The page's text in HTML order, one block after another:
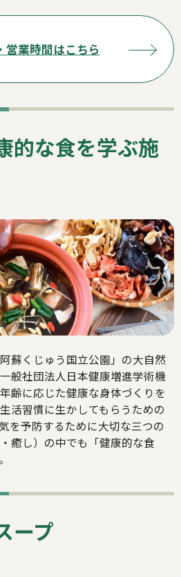
営業時間はこちら
的な食を学ぶ施
蘇くじゅう国立公園」の大自然
般社団法人日本健康増進学術機
齢に応じた健康な身体づくりを
活習慣に生かしてもらうための
を予防するために大切な三つの
癒し）の中でも「健康的な食
ープ